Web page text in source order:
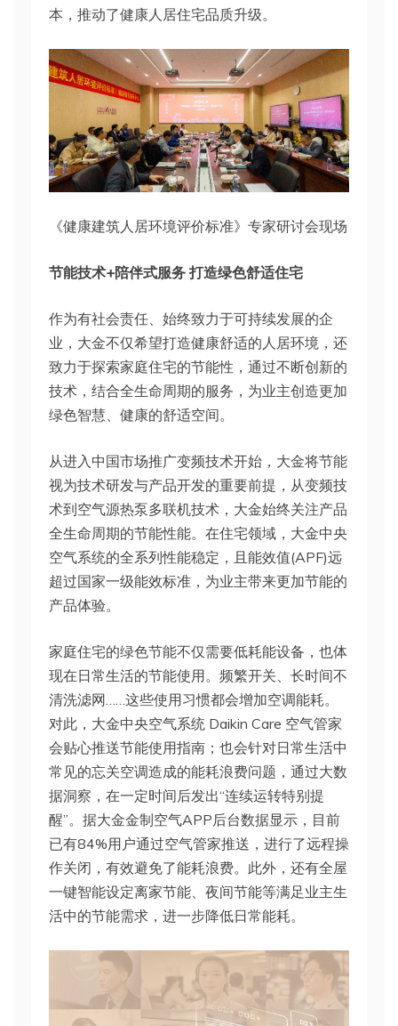
本，推动了健康人居住宅品质升级。
《健康建筑人居环境评价标准》专家研讨会现场
节能技术+陪伴式服务 打造绿色舒适住宅
作为有社会责任、始终致力于可持续发展的企
业，大金不仅希望打造健康舒适的人居环境，还
致力于探索家庭住宅的节能性，通过不断创新的
技术，结合全生命周期的服务，为业主创造更加
绿色智慧、健康的舒适空间。
从进入中国市场推广变频技术开始，大金将节能
视为技术研发与产品开发的重要前提，从变频技
术到空气源热泵多联机技术，大金始终关注产品
全生命周期的节能性能。在住宅领域，大金中央
空气系统的全系列性能稳定，且能效值(APF)远
超过国家一级能效标准，为业主带来更加节能的
产品体验。
家庭住宅的绿色节能不仅需要低耗能设备，也体
现在日常生活的节能使用。频繁开关、长时间不
清洗滤网……这些使用习惯都会增加空调能耗。
对此，大金中央空气系统 Daikin Care 空气管家
会贴心推送节能使用指南；也会针对日常生活中
常见的忘关空调造成的能耗浪费问题，通过大数
据洞察，在一定时间后发出“连续运转特别提
醒”。据大金金制空气APP后台数据显示，目前
已有84%用户通过空气管家推送，进行了远程操
作关闭，有效避免了能耗浪费。此外，还有全屋
一键智能设定离家节能、夜间节能等满足业主生
活中的节能需求，进一步降低日常能耗。